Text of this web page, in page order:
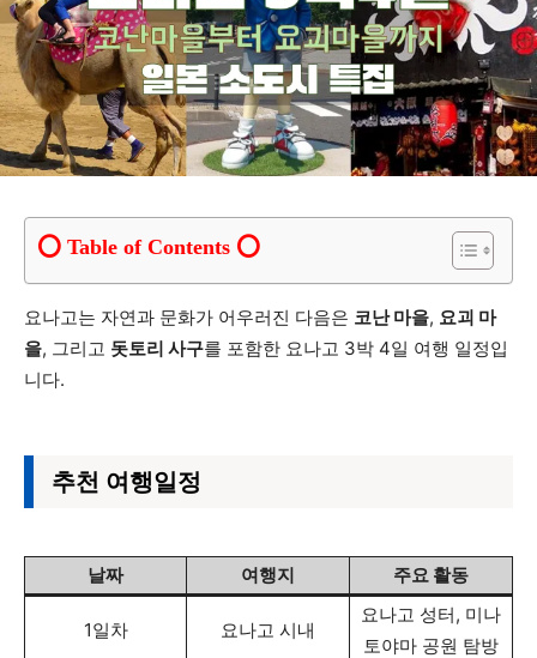
Table of Contents
요나고는 자연과 문화가 어우러진 다음은 코난 마을, 요괴 마
을, 그리고 돗토리 사구를 포함한 요나고 3박 4일 여행 일정입
니다.
추천 여행일정
날짜 여행지 주요 활동
1일차 요나고 시내
요나고 성터, 미나
토야마 공원 탐방